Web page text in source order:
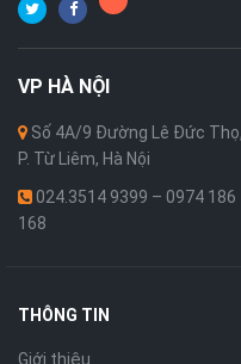
VP HÀ NỘI
Số 4A/9 Đường Lê Đức Thọ,
P. Từ Liêm, Hà Nội
024.3514 9399 – 0974 186
168
THÔNG TIN
Giới thiệu